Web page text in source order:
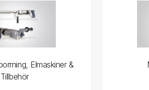
Elmaskiner &
Tillbehör